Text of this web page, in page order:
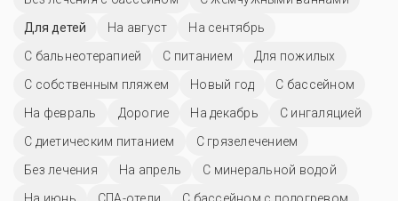
Для детей
На август
На сентябрь
С бальнеотерапией
С питанием
Для пожилых
С собственным пляжем
Новый год
C бассейном
На февраль
Дорогие На декабрь
С ингаляцией
С диетическим питанием
С грязелечением
Без лечения
На апрель
С минеральной водой